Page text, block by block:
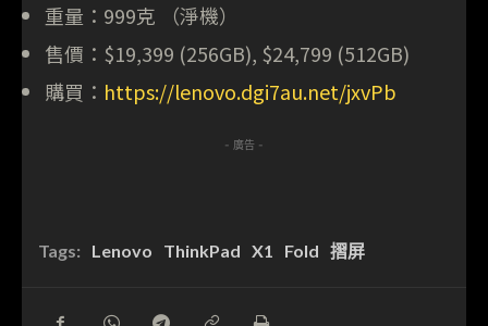
重量：999克 （淨機）
售價：$19,399 (256GB), $24,799 (512GB)
購買： https://lenovo.dgi7au.net/jxvPb
- 廣告 -
Tags: Lenovo ThinkPad X1 Fold 摺屏